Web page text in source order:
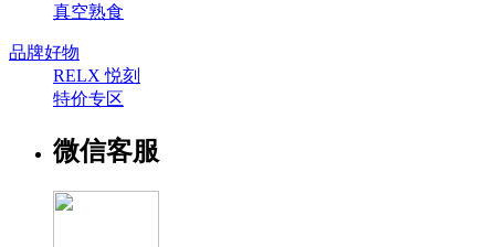
真空熟食
品牌好物
RELX 悦刻
特价专区
微信客服